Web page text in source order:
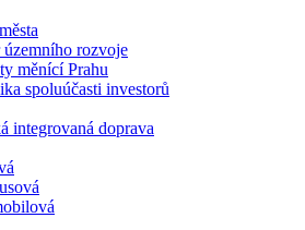
rozvoje
měnící Prahu
spoluúčasti investorů
integrovaná doprava